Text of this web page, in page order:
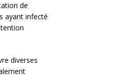
de
ayant infecté
diverses